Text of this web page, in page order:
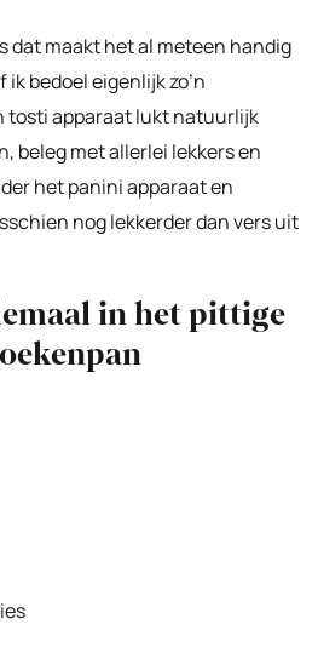
dat maakt het al meteen handig
bedoel eigenlijk zo’n
tosti apparaat lukt natuurlijk
beleg met allerlei lekkers en
het panini apparaat en
nog lekkerder dan vers uit
in het pittige